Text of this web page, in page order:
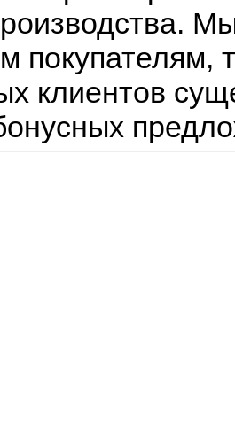
покупателям,
клиентов